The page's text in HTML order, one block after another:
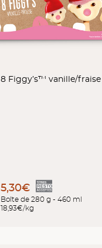
8 Figgy’s™ vanille/fraise
5,30€
Boîte de 280 g - 460 ml
18,93€/kg